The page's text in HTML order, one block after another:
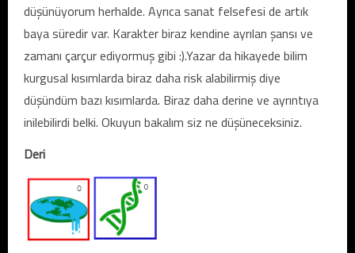
düşünüyorum herhalde. Ayrıca sanat felsefesi de artık
baya süredir var. Karakter biraz kendine ayrılan şansı ve
zamanı çarçur ediyormuş gibi :).Yazar da hikayede bilim
kurgusal kısımlarda biraz daha risk alabilirmiş diye
düşündüm bazı kısımlarda. Biraz daha derine ve ayrıntıya
inilebilirdi belki. Okuyun bakalım siz ne düşüneceksiniz.
Deri